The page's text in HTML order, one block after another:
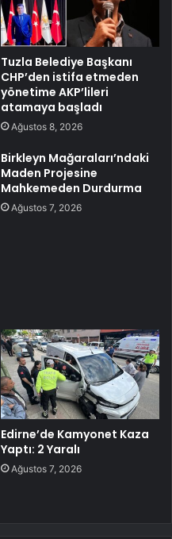
Tuzla Belediye Başkanı
CHP’den istifa etmeden
yönetime AKP’lileri
atamaya başladı
Ağustos 8, 2026
Birkleyn Mağaraları’ndaki
Maden Projesine
Mahkemeden Durdurma
Ağustos 7, 2026
Edirne’de Kamyonet Kaza
Yaptı: 2 Yaralı
Ağustos 7, 2026